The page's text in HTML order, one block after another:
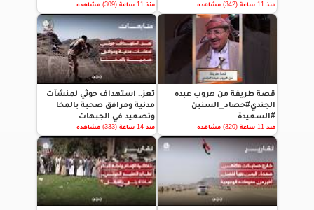
منذ 11 ساعة (342) مشاهده منذ 11 ساعة (309) مشاهده
قصة طريفة من هروب عبده
الجندي#حصاد_السنين
#السعيدة
منذ 11 ساعة (320) مشاهده
تعز.. استهداف حوثي لمنشآت
مدنية ومرافق صحية بالمخا
وتصعيد في الجبهات
منذ 14 ساعة (333) مشاهده